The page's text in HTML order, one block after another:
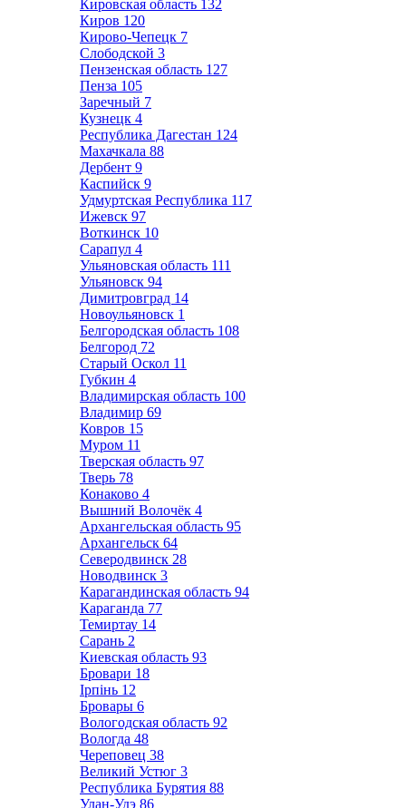
Кировская область 132
Киров 120
Кирово-Чепецк 7
Слободской 3
Пензенская область 127
Пенза 105
Заречный 7
Кузнецк 4
Республика Дагестан 124
Махачкала 88
Дербент 9
Каспийск 9
Удмуртская Республика 117
Ижевск 97
Воткинск 10
Сарапул 4
Ульяновская область 111
Ульяновск 94
Димитровград 14
Новоульяновск 1
Белгородская область 108
Белгород 72
Старый Оскол 11
Губкин 4
Владимирская область 100
Владимир 69
Ковров 15
Муром 11
Тверская область 97
Тверь 78
Конаково 4
Вышний Волочёк 4
Архангельская область 95
Архангельск 64
Северодвинск 28
Новодвинск 3
Карагандинская область 94
Караганда 77
Темиртау 14
Сарань 2
Киевская область 93
Бровари 18
Ірпінь 12
Бровары 6
Вологодская область 92
Вологда 48
Череповец 38
Великий Устюг 3
Республика Бурятия 88
Улан-Удэ 86